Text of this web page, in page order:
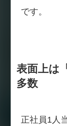
です。
表面上は
多数
正社員1人